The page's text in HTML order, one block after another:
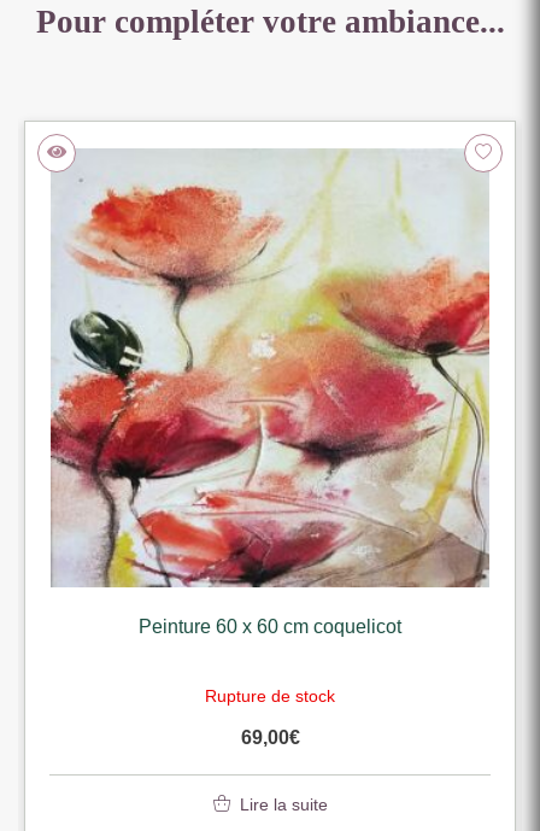
Pour compléter votre ambiance...
Peinture 60 x 60 cm coquelicot
Rupture de stock
69,00€
Lire la suite